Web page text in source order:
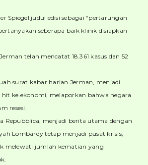
Spiegel judul edisi sebagai “pertarungan
seberapa baik klinik disiapkan
telah mencatat 18.361 kasus dan 52
surat kabar harian Jerman, menjadi
ke ekonomi, melaporkan bahwa negara
resesi.
Repubblica, menjadi berita utama dengan
Lombardy tetap menjadi pusat krisis,
melewati jumlah kematian yang